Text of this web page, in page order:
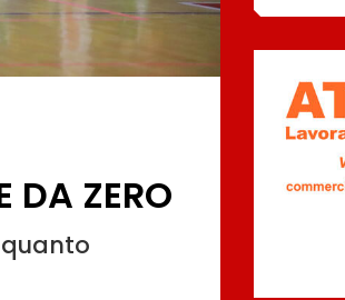
DA ZERO